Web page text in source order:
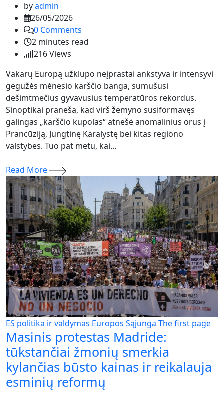
byadmin
26/05/2026
0 Comments
2 minutes read
216Views
Vakarų Europą užklupo neįprastai ankstyva ir intensyvi
gegužės mėnesio karščio banga, sumušusi
dešimtmečius gyvavusius temperatūros rekordus.
Sinoptikai praneša, kad virš žemyno susiformavęs
galingas „karščio kupolas“ atnešė anomalinius orus į
Prancūziją, Jungtinę Karalystę bei kitas regiono
valstybes. Tuo pat metu, kai…
Read More
ES politika ir valdymas Europos Sąjunga The first page
Masinis protestas Madride:
tūkstančiai žmonių smerkia
kylančias būsto kainas ir reikalauja
esminių reformų